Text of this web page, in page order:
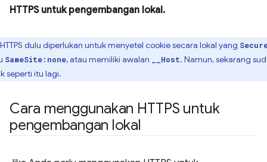
HTTPS untuk pengembangan lokal.
HTTPS dulu diperlukan untuk menyetel cookie secara lokal yang
SameSite:none, atau memiliki awalan __Host. Namun, sekarang
seperti itu lagi.
Cara menggunakan HTTPS untuk
pengembangan lokal